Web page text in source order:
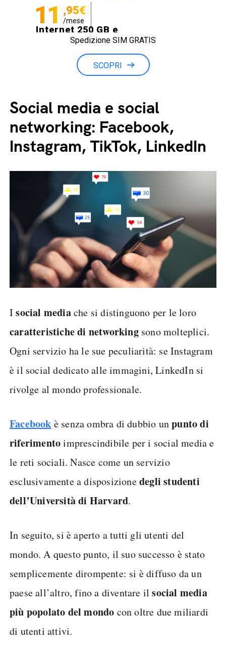
11 ,95€
/mese
Internet 250 GB e
Minuti illimitati
Spedizione SIM GRATIS
SCOPRI
Social media e social
networking: Facebook,
Instagram, TikTok, LinkedIn
Isocial mediache si distinguono per le loro
caratteristiche di networkingsono molteplici.
Ogni servizio ha le sue peculiarità: se Instagram
è il social dedicato alle immagini, LinkedIn si
rivolge al mondo professionale.
Facebook è senza ombra di dubbio unpunto di
riferimentoimprescindibile per i social media e
le reti sociali. Nasce come un servizio
esclusivamente a disposizionedeglistudenti
dell’Università di Harvard.
In seguito, si è aperto a tutti gli utenti del
mondo. A questo punto, il suo successo è stato
semplicemente dirompente: si è diffuso da un
paese all’altro, fino a diventare ilsocial media
più popolato del mondo con oltre due miliardi
di utenti attivi.